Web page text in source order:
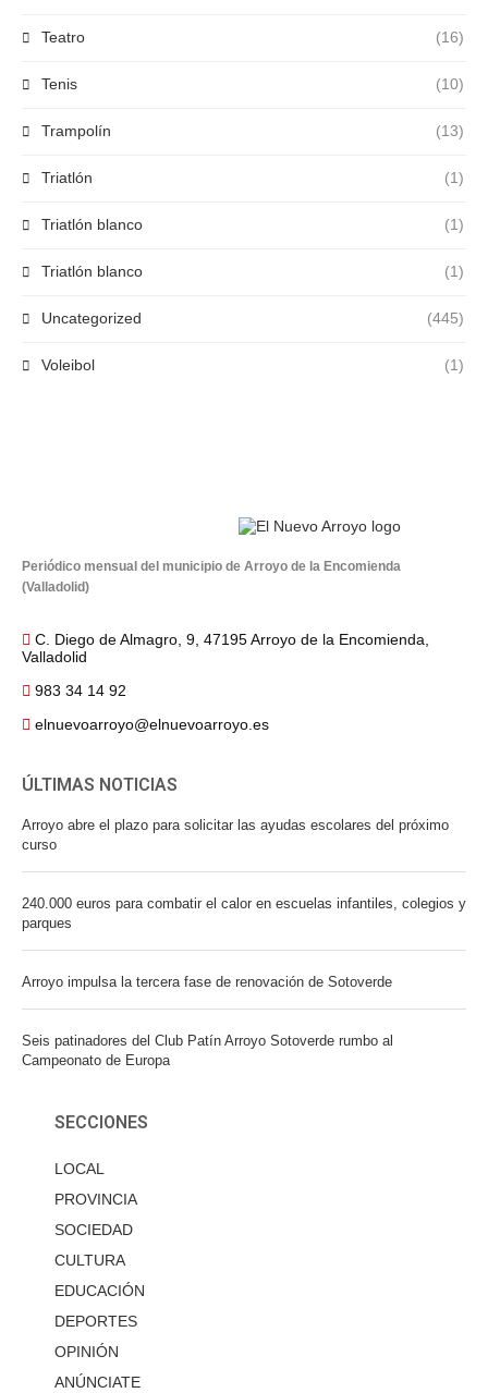
Teatro (16)
Tenis (10)
Trampolín (13)
Triatlón (1)
Triatlón blanco (1)
Triatlón blanco (1)
Uncategorized (445)
Voleibol (1)
Periódico mensual del municipio de Arroyo de la Encomienda
(Valladolid)
C. Diego de Almagro, 9, 47195 Arroyo de la Encomienda,
Valladolid
983 34 14 92
elnuevoarroyo@elnuevoarroyo.es
ÚLTIMAS NOTICIAS
Arroyo abre el plazo para solicitar las ayudas escolares del próximo
curso
240.000 euros para combatir el calor en escuelas infantiles, colegios y
parques
Arroyo impulsa la tercera fase de renovación de Sotoverde
Seis patinadores del Club Patín Arroyo Sotoverde rumbo al
Campeonato de Europa
SECCIONES
LOCAL
PROVINCIA
SOCIEDAD
CULTURA
EDUCACIÓN
DEPORTES
OPINIÓN
ANÚNCIATE